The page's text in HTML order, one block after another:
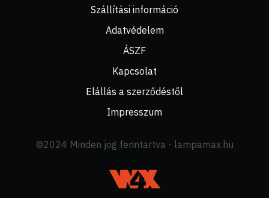
Szállítási információ
Adatvédelem
ÁSZF
Kapcsolat
Elállás a szerződéstől
Impresszum
©2024 Minden jog fenntartva - lampamax.hu